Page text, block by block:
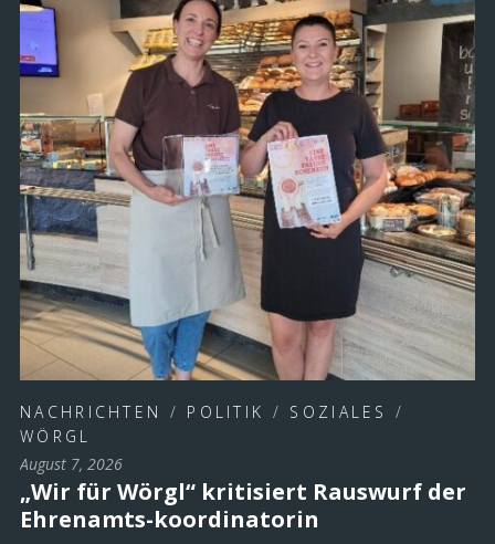
NACHRICHTEN / POLITIK / SOZIALES
/
WÖRGL
August 7, 2026
„Wir für Wörgl“ kritisiert Rauswurf der
Ehrenamts-koordinatorin